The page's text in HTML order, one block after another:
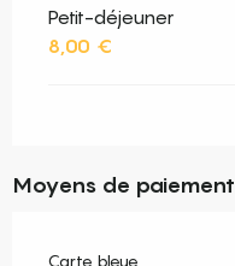
Petit-déjeuner
8,00 €
Moyens de paiement
Carte bleue